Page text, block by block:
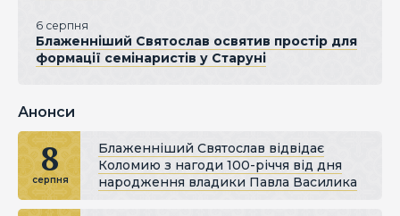
6 серпня
Блаженніший Святослав освятив простір для
формації семінаристів у Старуні
Анонси
8
серпня
Блаженніший Святослав відвідає
Коломию з нагоди 100-річчя від дня
народження владики Павла Василика